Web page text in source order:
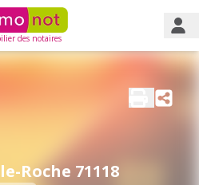
des notaires
Roche 71118